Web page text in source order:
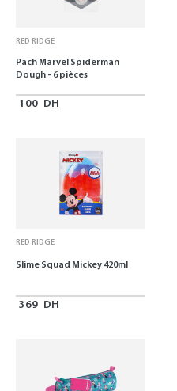
RED RIDGE
Pach Marvel Spiderman
Dough - 6 pièces
100 DH
RED RIDGE
Slime Squad Mickey 420ml
369 DH